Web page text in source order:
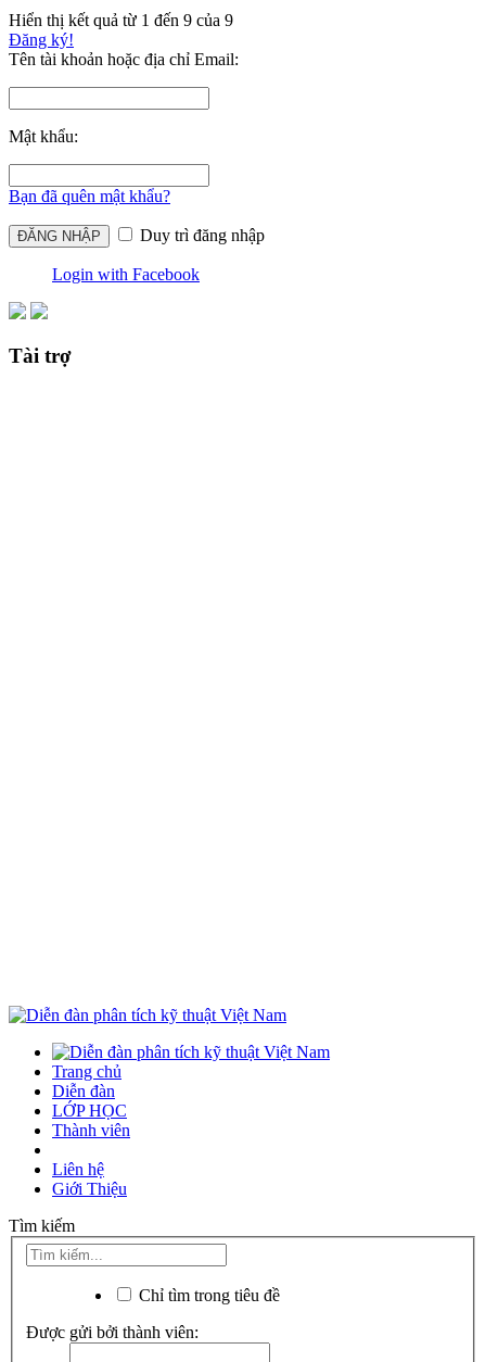
Hiển thị kết quả từ 1 đến 9 của 9
Đăng ký!
Tên tài khoản hoặc địa chỉ Email:
Mật khẩu:
Bạn đã quên mật khẩu?
Duy trì đăng nhập
Login with Facebook
Tài trợ
Trang chủ
Diễn đàn
LỚP HỌC
Thành viên
Liên hệ
Giới Thiệu
Tìm kiếm
Chỉ tìm trong tiêu đề
Được gửi bởi thành viên: